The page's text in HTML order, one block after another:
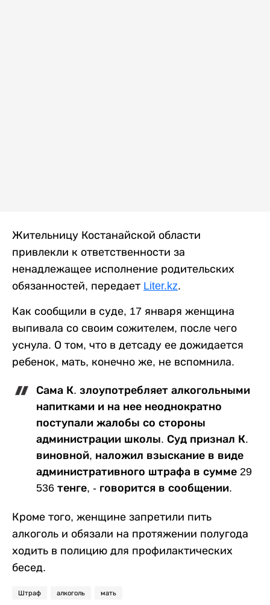
Жительницу Костанайской области
привлекли к ответственности за
ненадлежащее исполнение родительских
обязанностей, передает Liter.kz.
Как сообщили в суде, 17 января женщина
выпивала со своим сожителем, после чего
уснула. О том, что в детсаду ее дожидается
ребенок, мать, конечно же, не вспомнила.
Сама К. злоупотребляет алкогольными
напитками и на нее неоднократно
поступали жалобы со стороны
администрации школы. Суд признал К.
виновной, наложил взыскание в виде
административного штрафа в сумме 29
536 тенге, - говорится в сообщении.
Кроме того, женщине запретили пить
алкоголь и обязали на протяжении полугода
ходить в полицию для профилактических
бесед.
Штраф алкоголь мать